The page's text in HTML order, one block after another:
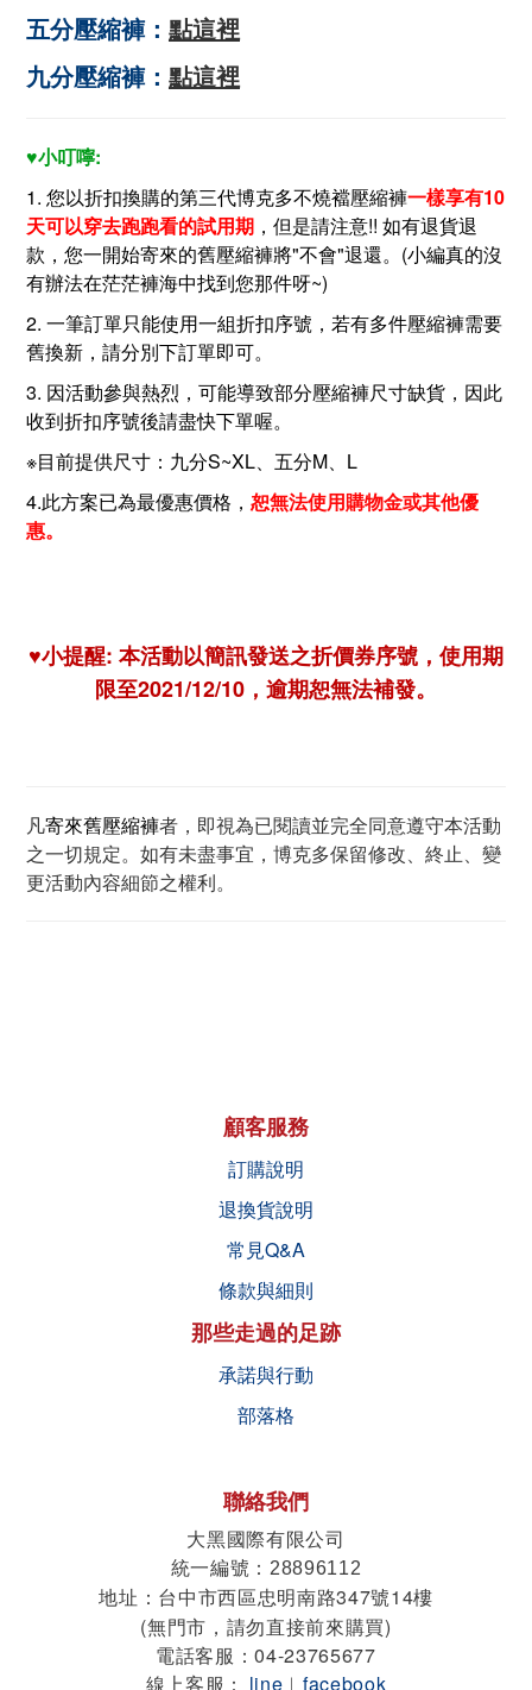
五分壓縮褲： 點這裡
九分壓縮褲： 點這裡
♥小叮嚀:
1. 您以折扣換購的第三代博克多不燒襠壓縮褲一樣享有10
天可以穿去跑跑看的試用期 ，但是請注意!! 如有退貨退
款，您一開始寄來的舊壓縮褲將"不會"退還。(小編真的沒
有辦法在茫茫褲海中找到您那件呀~)
2. 一筆訂單只能使用一組折扣序號，若有多件壓縮褲需要
舊換新，請分別下訂單即可。
3. 因活動參與熱烈，可能導致部分壓縮褲尺寸缺貨，因此
收到折扣序號後請盡快下單喔。
※目前提供尺寸：九分S~XL、五分M、L
4.此方案已為最優惠價格， 恕無法使用購物金或其他優
惠。
♥小提醒: 本活動以簡訊發送之折價券序號，使用期
限至2021/12/10，逾期恕無法補發。
凡寄來舊壓縮褲者，即視為已閱讀並完全同意遵守本活動
之一切規定。如有未盡事宜，博克多保留修改、終止、變
更活動內容細節之權利。
顧客服務
訂購說明
退換貨說明
常見Q&A
條款與細則
那些走過的足跡
承諾與行動
部落格
聯絡我們
大黑國際有限公司
統一編號 ：28896112
地址 ： 台中市西區忠明南路347號14樓
(無門市，請勿直接前來購買)
電話客服：04-23765677
線上客服： line ︱ facebook